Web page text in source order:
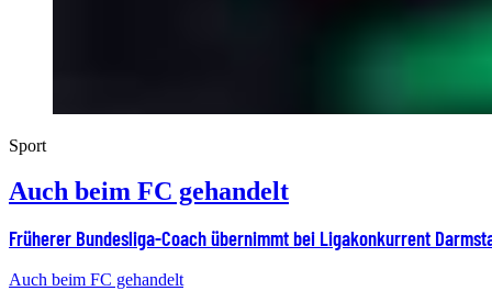
Sport
Auch beim FC gehandelt
Früherer Bundesliga-Coach übernimmt bei Ligakonkurrent
Auch beim FC gehandelt